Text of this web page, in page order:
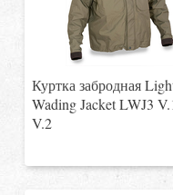
Куртка забродная
Wading Jacket LWJ3
V.2